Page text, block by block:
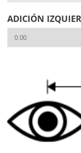
ADICIÓN